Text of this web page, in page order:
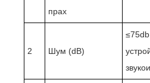
прах
2 Шум (dB)